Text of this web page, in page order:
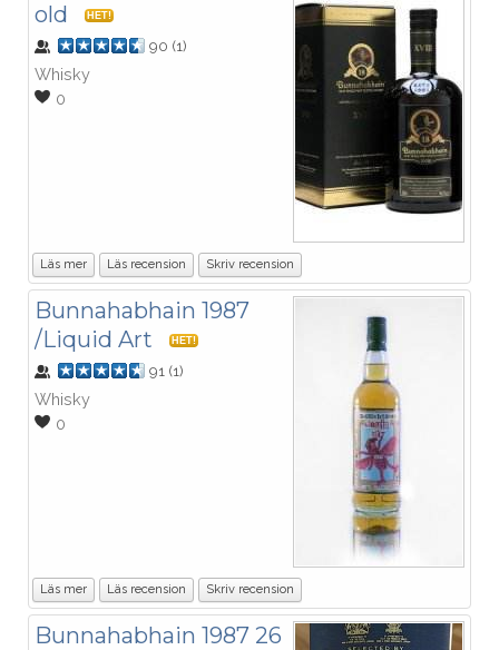
old
HET!
90 (1)
Whisky
0
Läs mer Läs recension Skriv recension
Bunnahabhain 1987
/Liquid Art
HET!
91 (1)
Whisky
0
Läs mer Läs recension Skriv recension
Bunnahabhain 1987 26